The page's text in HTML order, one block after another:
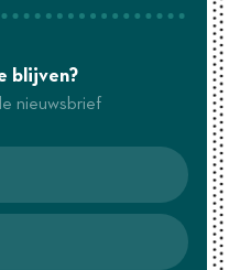
blijven?
nieuwsbrief